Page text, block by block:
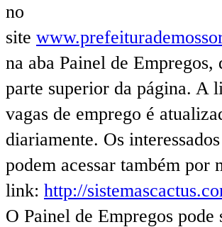
no
site
na aba Painel de Empregos,
parte superior da página. A
vagas de emprego é
diariamente. Os
podem acessar também por
link: http://
O Painel de Empregos pode